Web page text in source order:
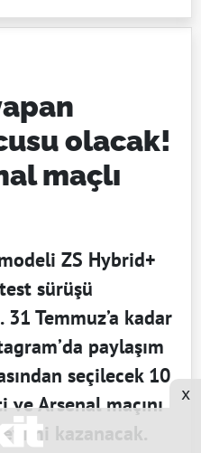
olacak!
maçlı
ZS Hybrid+
sürüşü
31 Temmuz’a kadar
paylaşım
seçilecek 10
Arsenal maçını
kazanacak.
x